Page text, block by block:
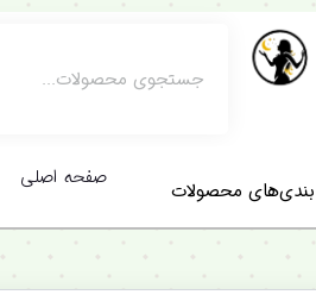
محصولات صفحه اصلی